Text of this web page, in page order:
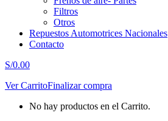
Filtros
Otros
Repuestos Automotrices Nacionales
Contacto
S/0.00
Ver CarritoFinalizar compra
No hay productos en el Carrito.